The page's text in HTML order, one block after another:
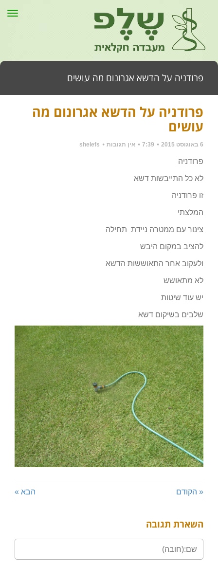
פרודניה על הדשא אגרונום מה עושים
דף הבית » כללי » פרודניה על הדשא אגרונום מה עושים
פרודניה על הדשא אגרונום מה
עושים
6 באוגוסט 2015 7:39 אין תגובות shelefs
פרודניה
לא כל התייבשות דשא
זו פרודניה
המלצתי
צינור עם ממטרה ניידת תחילה
להציב במקום היבש
ולעקוב אחר התאוששות הדשא
לא מתאושש
יש עוד שיטות
שלבים בשיקום דשא
« הקודם הבא »
השארת תגובה